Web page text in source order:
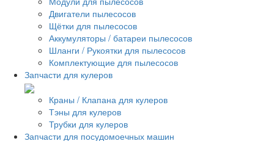
Двигатели пылесосов
Щётки для пылесосов
Аккумуляторы / батареи пылесосов
Шланги / Рукоятки для пылесосов
Комплектующие для пылесосов
Запчасти для кулеров
Краны / Клапана для кулеров
Тэны для кулеров
Трубки для кулеров
Запчасти для посудомоечных машин